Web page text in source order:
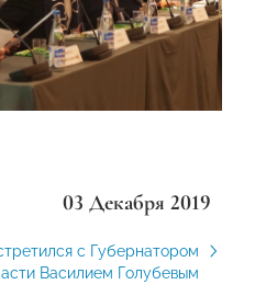
03 Декабря 2019
с Губернатором
Василием Голубевым